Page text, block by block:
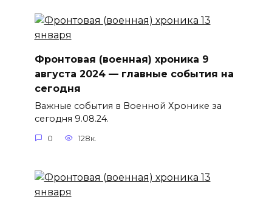
Фронтовая (военная) хроника 9
августа 2024 — главные события на
сегодня
Важные события в Военной Хронике за
сегодня 9.08.24.
0 128к.